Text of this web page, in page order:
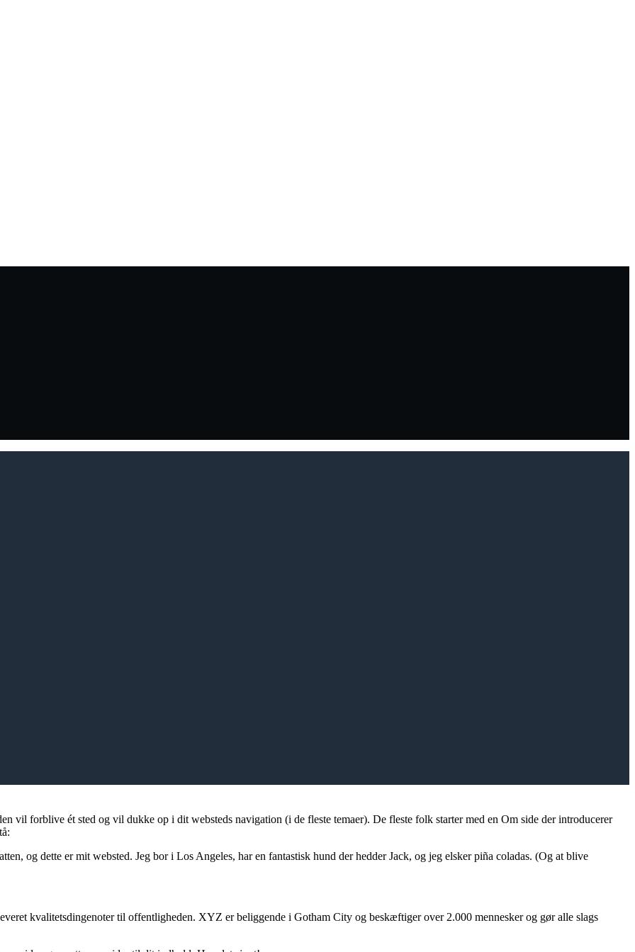
vil forblive ét sted og vil dukke op i dit websteds navigation (i de fleste temaer). De fleste folk starter med en Om side der introducerer
og dette er mit websted. Jeg bor i Los Angeles, har en fantastisk hund der hedder Jack, og jeg elsker piña coladas. (Og at blive
kvalitetsdingenoter til offentligheden. XYZ er beliggende i Gotham City og beskæftiger over 2.000 mennesker og gør alle slags